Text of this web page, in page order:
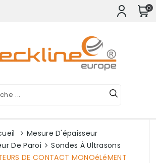
0
Mesure D'épaisseur
De Paroi
Sondes À Ultrasons
DE CONTACT MONOéLéMENT